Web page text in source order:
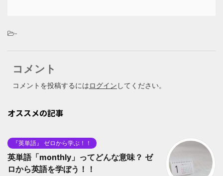
-
コメント
コメントを投稿するにはログイン してください。
オススメの記事
『英単語』 ゼロから学ぶ！！
英単語「monthly」ってどんな意味？ ゼ
ロから英語を学ぼう！！